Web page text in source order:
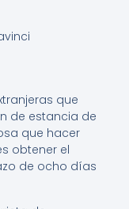
que
de estancia de
que hacer
obtener el
de ocho días